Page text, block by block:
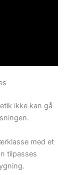
ikke kan gå
med et
tilpasses